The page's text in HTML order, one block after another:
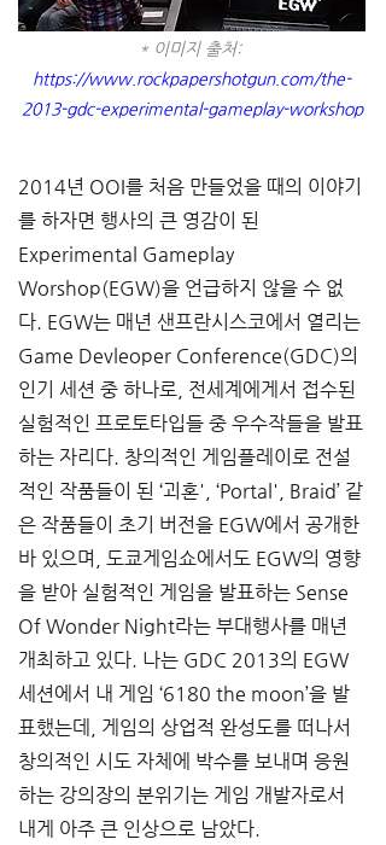
* 이미지 출처:
https://www.rockpapershotgun.com/the-
2013-gdc-experimental-gameplay-workshop
2014년 OOI를 처음 만들었을 때의 이야기
를 하자면 행사의 큰 영감이 된
Experimental Gameplay
Worshop(EGW)을 언급하지 않을 수 없
다. EGW는 매년 샌프란시스코에서 열리는
Game Devleoper Conference(GDC)의
인기 세션 중 하나로, 전세계에게서 접수된
실험적인 프로토타입들 중 우수작들을 발표
하는 자리다. 창의적인 게임플레이로 전설
적인 작품들이 된 ‘괴혼', ‘Portal', Braid’ 같
은 작품들이 초기 버전을 EGW에서 공개한
바 있으며, 도쿄게임쇼에서도 EGW의 영향
을 받아 실험적인 게임을 발표하는 Sense
Of Wonder Night라는 부대행사를 매년
개최하고 있다. 나는 GDC 2013의 EGW
세션에서 내 게임 ‘6180 the moon’을 발
표했는데, 게임의 상업적 완성도를 떠나서
창의적인 시도 자체에 박수를 보내며 응원
하는 강의장의 분위기는 게임 개발자로서
내게 아주 큰 인상으로 남았다.